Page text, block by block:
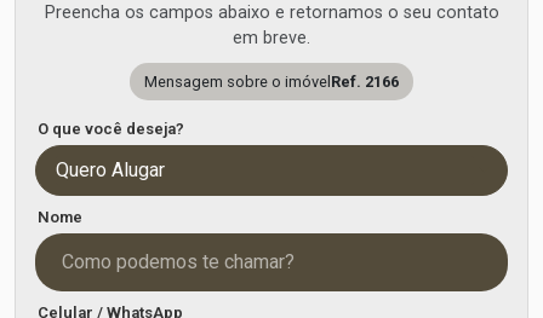
Preencha os campos abaixo e retornamos o seu contato
em breve.
Mensagem sobre o imóvelRef. 2166
O que você deseja?
Quero Alugar
Nome
Celular / WhatsApp